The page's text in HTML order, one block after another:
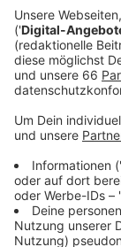
Die GRÜNEN
Oper.
Veröffentlicht:
Anzeige
Die GRÜNEN
jetzt - zu
möglichst gut